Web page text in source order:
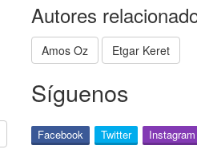
Autores
Amos Oz Etgar Keret
Síguenos
Facebook Twitter Instagram